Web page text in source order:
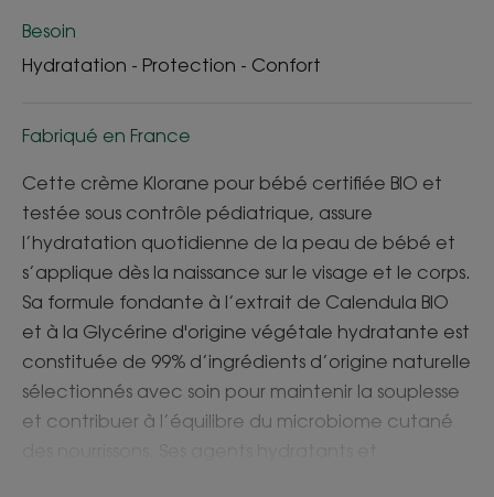
Besoin
Hydratation - Protection - Confort
Fabriqué en France
Cette crème Klorane pour bébé certifiée BIO et
testée sous contrôle pédiatrique, assure
l’hydratation quotidienne de la peau de bébé et
s’applique dès la naissance sur le visage et le corps.
Sa formule fondante à l’extrait de Calendula BIO
et à la Glycérine d'origine végétale hydratante est
constituée de 99% d’ingrédients d’origine naturelle
sélectionnés avec soin pour maintenir la souplesse
et contribuer à l’équilibre du microbiome cutané